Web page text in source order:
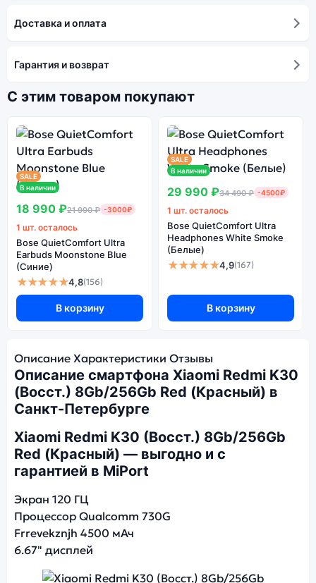
Доставка и оплата
Гарантия и возврат
С этим товаром покупают
SALE
В наличии
18 990 ₽21 990 ₽ -3000₽
1 шт. осталось
Bose QuietComfort Ultra
Earbuds Moonstone Blue
(Синие)
★★★★★4,8(156)
В корзину
SALE
В наличии
29 990 ₽34 490 ₽ -4500₽
1 шт. осталось
Bose QuietComfort Ultra
Headphones White Smoke
(Белые)
★★★★★4,9(167)
В корзину
Описание Характеристики Отзывы
Описание смартфона Xiaomi Redmi K30
(Восст.) 8Gb/256Gb Red (Красный) в
Санкт-Петербурге
Xiaomi Redmi K30 (Восст.) 8Gb/256Gb
Red (Красный) — выгодно и с
гарантией в MiPort
Экран 120 ГЦ
Процессор Qualcomm 730G
Frrevekznjh 4500 мАч
6.67" дисплей